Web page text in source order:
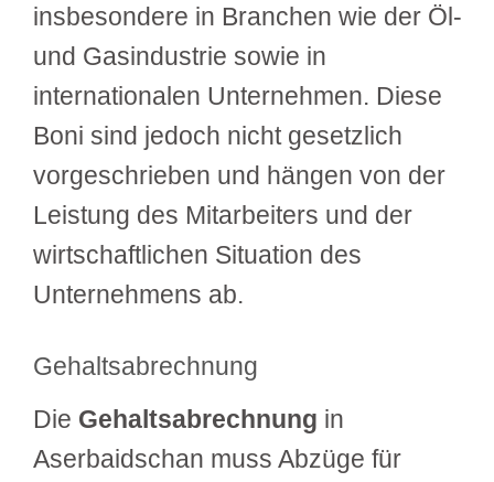
insbesondere in Branchen wie der Öl-
und Gasindustrie sowie in
internationalen Unternehmen. Diese
Boni sind jedoch nicht gesetzlich
vorgeschrieben und hängen von der
Leistung des Mitarbeiters und der
wirtschaftlichen Situation des
Unternehmens ab.
Gehaltsabrechnung
Die Gehaltsabrechnung in
Aserbaidschan muss Abzüge für